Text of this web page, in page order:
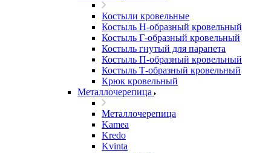
Костыли кровельные
Костыль H-образный кровельный
Костыль Г-образный кровельный
Костыль гнутый для парапета
Костыль П-образный кровельный
Костыль Т-образный кровельный
Крюк кровельный
Металлочерепица
Металлочерепица
Kamea
Kredo
Kvinta